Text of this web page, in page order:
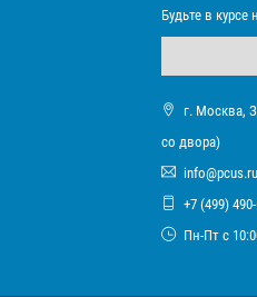
Будьте в
г. Москва,
со двора)
info@pcus.ru
+7 (499)
Пн-Пт с